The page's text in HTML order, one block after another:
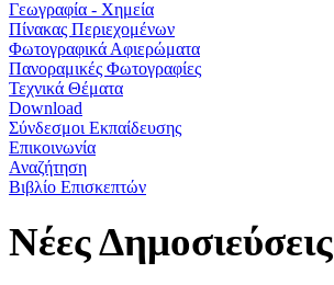
Γεωγραφία - Χημεία
Πίνακας Περιεχομένων
Φωτογραφικά Αφιερώματα
Πανοραμικές Φωτογραφίες
Τεχνικά Θέματα
Download
Σύνδεσμοι Εκπαίδευσης
Επικοινωνία
Αναζήτηση
Βιβλίο Επισκεπτών
Νέες Δημοσιεύσεις